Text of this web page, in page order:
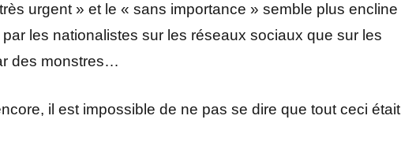
urgent » et le « sans importance » semble plus encline
les nationalistes sur les réseaux sociaux que sur les
des monstres…
il est impossible de ne pas se dire que tout ceci était